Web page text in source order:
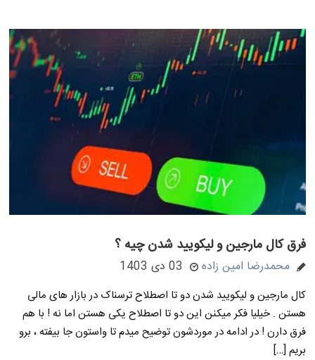
فرق کال مارجین و لیکویید شدن چیه ؟
محمدرضا امین زاده 03 دی 1403
کال مارجین و لیکویید شدن دو تا اصطلاح ترسناک در بازار های مالی
هستن . خیلیا فکر میکنن این دو تا اصطلاح یکی هستن اما نه ! با هم
فرق دارن ! در ادامه در موردشون توضیح میدم تا واستون جا بیفته ، برو
بریم […]